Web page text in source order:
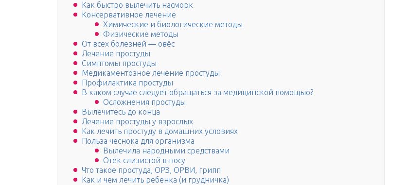
Как быстро вылечить насморк
Консервативное лечение
Химические и биологические методы
Физические методы
От всех болезней — овёс
Лечение простуды
Симптомы простуды
Медикаментозное лечение простуды
Профилактика простуды
В каком случае следует обращаться за медицинской помощью?
Осложнения простуды
Вылечитесь до конца
Лечение простуды у взрослых
Как лечить простуду в домашних условиях
Польза чеснока для организма
Вылечила народными средствами
Отёк слизистой в носу
Что такое простуда, ОРЗ, ОРВИ, грипп
Как и чем лечить ребенка (и грудничка)